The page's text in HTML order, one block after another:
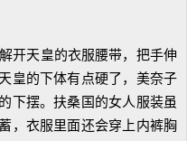
开天皇的衣服腰带，把手伸
皇的下体有点硬了，美奈子
下摆。扶桑国的女人服装虽
，衣服里面还会穿上内裤胸